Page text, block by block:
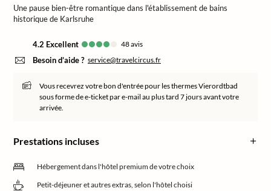
Une pause bien-être romantique dans l'établissement de bains
historique de Karlsruhe
4.2 excellent 48avis
Besoin d’aide ? service@travelcircus.fr
Vous recevrez votre bon d'entrée pour les thermes Vierordtbad
sous forme de e-ticket par e-mail au plus tard 7 jours avant votre
arrivée.
Prestations incluses
Hébergement dans l'hôtel premium de votre choix
Petit-déjeuner et autres extras, selon l'hôtel choisi